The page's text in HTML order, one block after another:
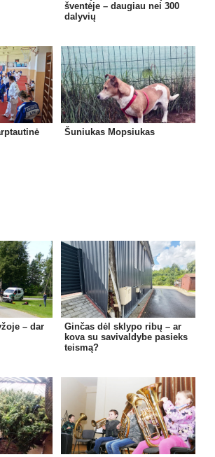
šventėje – daugiau nei 300
dalyvių
Šuniukas Mopsiukas
– dar
Ginčas dėl sklypo ribų – ar
kova su savivaldybe pasieks
teismą?